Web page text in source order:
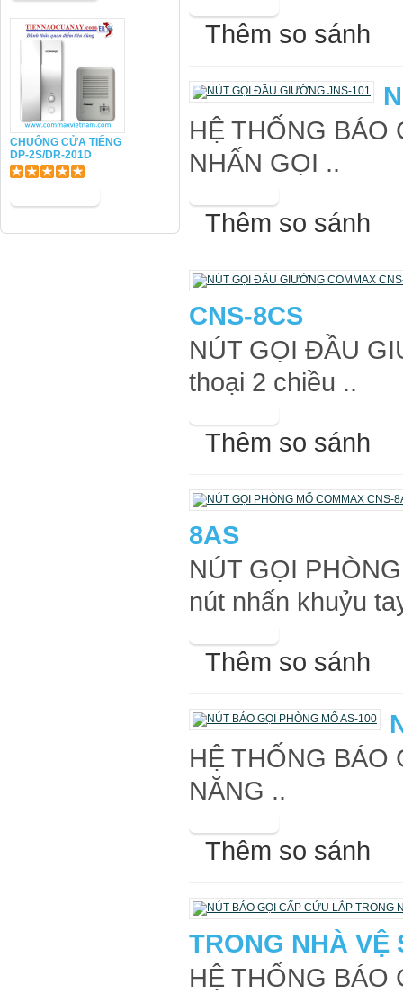
CHUÔNG CỬA TIẾNG
DP-2S/DR-201D
Thêm so sánh
HỆ THỐNG BÁO
NHẤN GỌI ..
Thêm so sánh
CNS-8CS
NÚT GỌI ĐẦU
thoại 2 chiều ..
Thêm so sánh
8AS
NÚT GỌI
nút nhấn khuỷu
Thêm so sánh
HỆ THỐNG BÁO
NĂNG ..
Thêm so sánh
TRONG NHÀ VỆ
HỆ THỐNG BÁO